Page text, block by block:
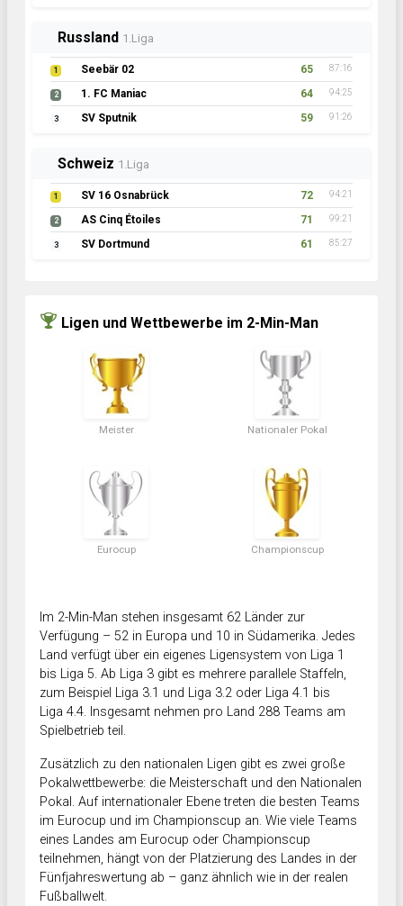
Russland 1.Liga
1 Seebär 02 65 87:16
2 1. FC Maniac 64 94:25
3 SV Sputnik 59 91:26
Schweiz 1.Liga
1 SV 16 Osnabrück 72 94:21
2 AS Cinq Étoiles 71 99:21
3 SV Dortmund 61 85:27
Ligen und Wettbewerbe im 2-Min-Man
Meister Nationaler Pokal
Eurocup Championscup
Im 2-Min-Man stehen insgesamt 62 Länder zur
Verfügung – 52 in Europa und 10 in Südamerika. Jedes
Land verfügt über ein eigenes Ligensystem von Liga 1
bis Liga 5. Ab Liga 3 gibt es mehrere parallele Staffeln,
zum Beispiel Liga 3.1 und Liga 3.2 oder Liga 4.1 bis
Liga 4.4. Insgesamt nehmen pro Land 288 Teams am
Spielbetrieb teil.
Zusätzlich zu den nationalen Ligen gibt es zwei große
Pokalwettbewerbe: die Meisterschaft und den Nationalen
Pokal. Auf internationaler Ebene treten die besten Teams
im Eurocup und im Championscup an. Wie viele Teams
eines Landes am Eurocup oder Championscup
teilnehmen, hängt von der Platzierung des Landes in der
Fünfjahreswertung ab – ganz ähnlich wie in der realen
Fußballwelt.